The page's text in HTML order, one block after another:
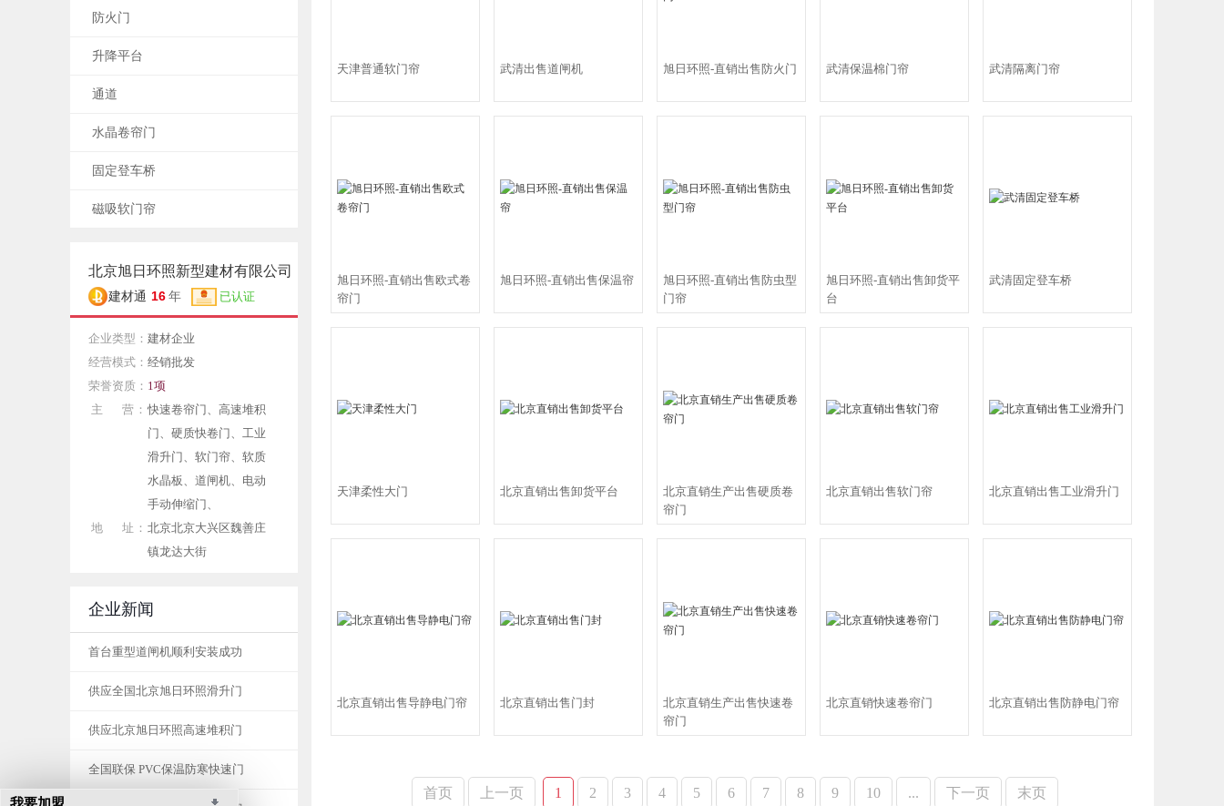
天津普通软门帘 武清出售道闸机 旭日环照-直销出售防火门 武清保温棉门帘 武清隔离门帘
旭日环照-直销出售欧式卷
帘门
旭日环照-直销出售保温帘
旭日环照-直销出售防虫型
门帘
旭日环照-直销出售卸货平
台
武清固定登车桥
天津柔性大门 北京直销出售卸货平台
北京直销生产出售硬质卷
帘门
北京直销出售软门帘 北京直销出售工业滑升门
北京直销出售导静电门帘 北京直销出售门封
北京直销生产出售快速卷
帘门
北京直销快速卷帘门 北京直销出售防静电门帘
首页 上一页 1 2 3 4 5 6 7 8 9 10 ... 下一页 末页
防火门
升降平台
通道
水晶卷帘门
固定登车桥
磁吸软门帘
北京旭日环照新型建材有限公司
建材通 16 年 已认证
企业类型： 建材企业
经营模式： 经销批发
荣誉资质： 1项
主 营： 快速卷帘门、高速堆积
门、硬质快卷门、工业
滑升门、软门帘、软质
水晶板、道闸机、电动
手动伸缩门、
地 址： 北京北京大兴区魏善庄
镇龙达大街
企业新闻
首台重型道闸机顺利安装成功
供应全国北京旭日环照滑升门
供应北京旭日环照高速堆积门
全国联保 PVC保温防寒快速门